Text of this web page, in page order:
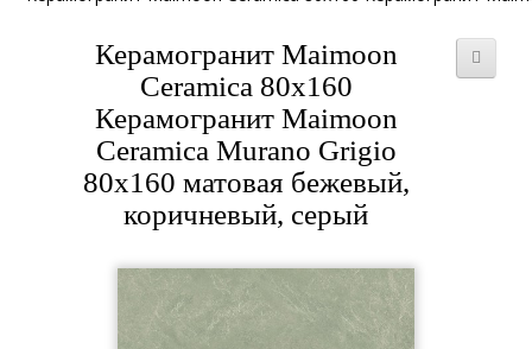
Керамогранит Maimoon
Ceramica 80x160
Керамогранит Maimoon
Ceramica Murano Grigio
80x160 матовая бежевый,
коричневый, серый